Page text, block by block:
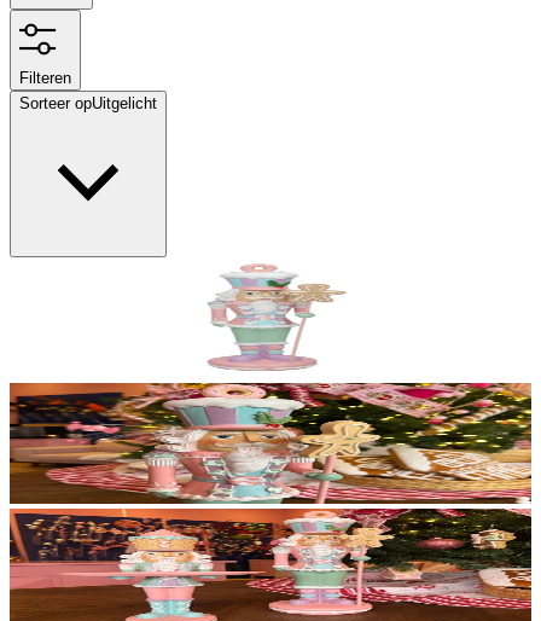
Filteren
Sorteer opUitgelicht